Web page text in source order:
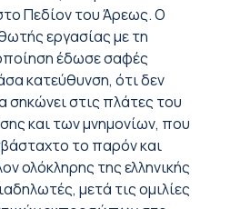
Πεδίον του Άρεως. Ο
εργασίας με τη
έδωσε σαφές
κατεύθυνση, ότι δεν
σηκώνει στις πλάτες του
και των μνημονίων, που
το παρόν και
ολόκληρης της ελληνικής
μετά τις ομιλίες